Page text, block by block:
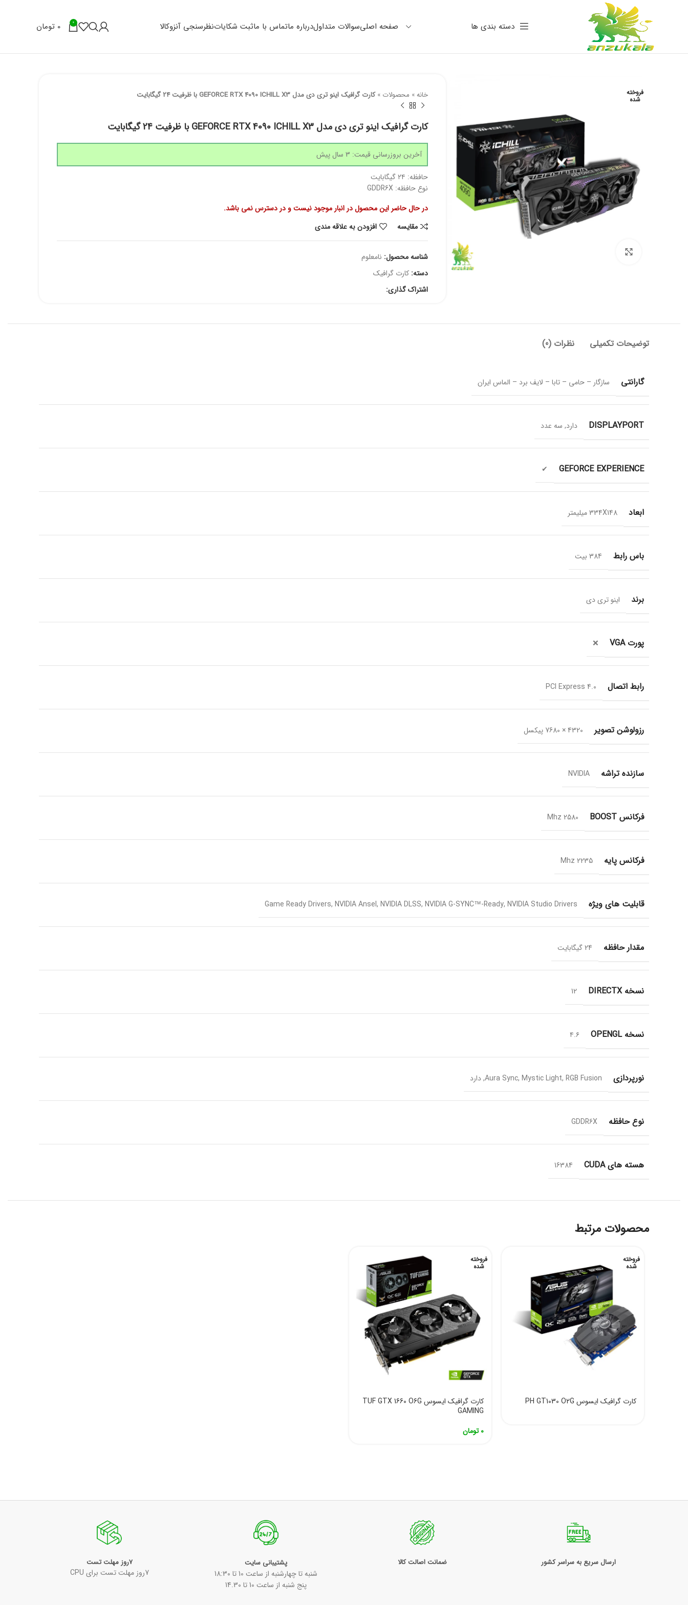
دسته بندی ها صفحه اصلیسوالات متداولدرباره ماتماس با ماثبت شکایاتنظرسنجی آنزوکالا 0
0 تومان
فروخته
شده خانه» محصولات »کارت گرافیک اینو تری دی مدل GEFORCE RTX 4090 ICHILL X3 با ظرفیت 24 گیگابایت
کارت گرافیک اینو تری دی مدل GEFORCE RTX 4090 ICHILL X3 با ظرفیت 24 گیگابایت
آخرین بروزرسانی قیمت: 3 سال پیش
حافظه: ۲۴ گیگابایت
نوع حافظه: GDDR6X
در حال حاضر این محصول در انبار موجود نیست و در دسترس نمی باشد.
مقايسه
افزودن به علاقه مندی
شناسه محصول: نامعلوم
دسته: کارت گرافیک
اشتراک گذاری:
توضیحات تکمیلی نظرات (0)
گارانتی سازگار – حامی – تابا – لایف برد – الماس ایران
DISPLAYPORT دارد, سه عدد
GEFORCE EXPERIENCE
✔
ابعاد 334X148 میلیمتر
باس رابط 384 بیت
برند اینو تری دی
پورت VGA ❌
رابط اتصال PCI Express 4.0
رزولوشن تصویر 4320 × 7680 پیکسل
سازنده تراشه NVIDIA
فرکانس BOOST 2580 Mhz
فرکانس پایه 2235 Mhz
قابلیت های ویژه Game Ready Drivers, NVIDIA Ansel, NVIDIA DLSS, NVIDIA G-SYNC™-Ready, NVIDIA Studio Drivers
مقدار حافظه 24 گیگابایت
نسخه DIRECTX 12
نسخه OPENGL ۴.۶
نورپردازی Aura Sync, Mystic Light, RGB Fusion, دارد
نوع حافظه GDDR6X
هسته های CUDA 16384
محصولات مرتبط
فروخته
شده
کارت گرافیک ایسوس PH GT1030 O2G
فروخته
شده
کارت گرافیک ایسوس TUF GTX 1660 O6G
GAMING
0 تومان
ارسال سریع به سراسر کشور ضمانت اصالت کالا پشتیبانی سایت
شنبه تا چهارشنبه از ساعت 10 تا 18:30
پنج شنبه از ساعت 10 تا 14.30
7روز مهلت تست
7روز مهلت تست برای CPU